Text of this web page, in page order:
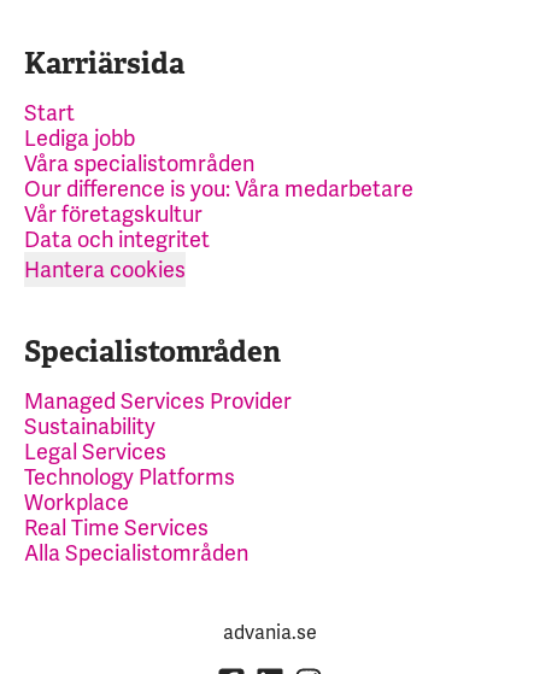
Karriärsida
Start
Lediga jobb
Våra specialistområden
Our difference is you: Våra medarbetare
Vår företagskultur
Data och integritet
Hantera cookies
Specialistområden
Managed Services Provider
Sustainability
Legal Services
Technology Platforms
Workplace
Real Time Services
Alla Specialistområden
advania.se